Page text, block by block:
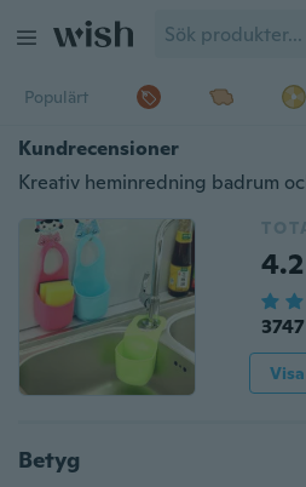
Populärt
Kundrecensioner
4.2
Betyg